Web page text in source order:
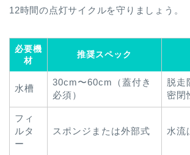
12時間の点灯サイクルを守りましょう。
必要機
材
推奨スペック
水槽
30cm〜60cm（蓋付き
必須）
脱走
密閉
フィ
ルタ
ー
スポンジまたは外部式 水流